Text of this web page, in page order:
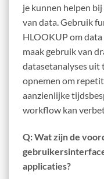
je kunnen helpen
van data. Gebruik
HLOOKUP om
maak gebruik van
datasetanalyses uit
opnemen om
aanzienlijke
workflow kan
Q: Wat zijn de
applicaties?